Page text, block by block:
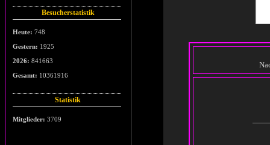
Besucherstatistik
Heute: 748
Gestern: 1925
2026: 841663
Gesamt: 10361916
Statistik
Mitglieder: 3709